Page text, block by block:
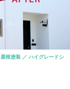
根塗装 ／ ハイグレードシ